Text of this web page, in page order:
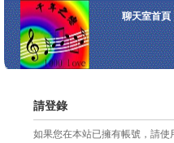
聊天室首頁
請登錄
如果您在本站已擁有帳號，請